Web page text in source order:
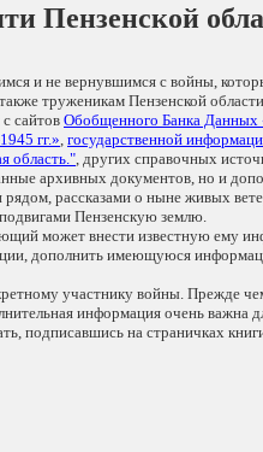
Пензенской
и не вернувшимся с войны,
труженикам Пензенской
сайтовОбобщенного Банка
гг.», государственной
область.", других справочных
архивных документов, но и
рассказами о ныне живых
Пензенскую землю.
может внести известную ему
дополнить имеющуюся
участнику войны. Прежде
информация очень важна
подписавшись на страничках